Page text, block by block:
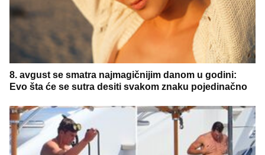
8. avgust se smatra najmagičnijim danom u godini:
Evo šta će se sutra desiti svakom znaku pojedinačno